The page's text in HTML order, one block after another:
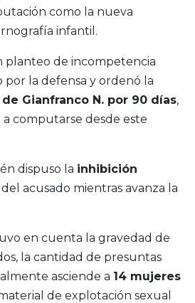
como la nueva
infantil.
planteo de incompetencia
la defensa y ordenó la
Gianfranco N. por 90 días,
computarse desde este
dispuso la inhibición
del acusado mientras avanza la
en cuenta la gravedad de
la cantidad de presuntas
asciende a 14 mujeres
de explotación sexual